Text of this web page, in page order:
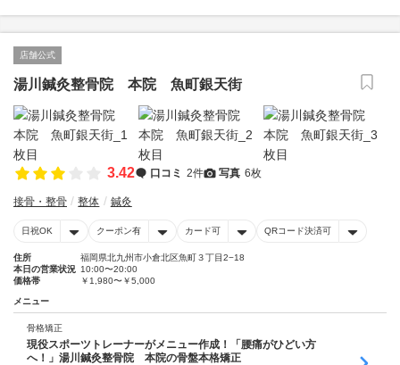
店舗公式
湯川鍼灸整骨院 本院 魚町銀天街
3.42 口コミ 2件 写真 6枚
接骨・整骨 整体 鍼灸
日祝OK クーポン有 カード可 QRコード決済可
住所
福岡県北九州市小倉北区魚町３丁目2−18
本日の営業状況 10:00〜20:00
価格帯
￥1,980〜￥5,000
メニュー
骨格矯正
現役スポーツトレーナーがメニュー作成！「腰痛がひどい方
へ！」湯川鍼灸整骨院 本院の骨盤本格矯正